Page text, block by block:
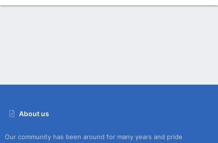
About us
Our community has been around for many years and pride